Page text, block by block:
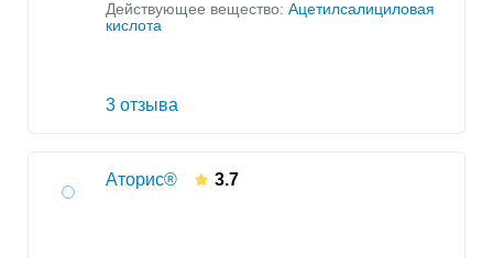
Действующее вещество: Ацетилсалициловая
кислота
3 отзыва
Аторис® 3.7